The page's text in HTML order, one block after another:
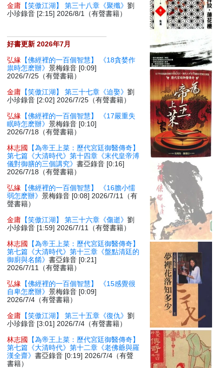
金庸 【笑傲江湖】 第三十八章《聚殲》劉
小珍錄音 [2:15] 2026/8/1（有聲書籍）
好書更新 2026年7月
弘緣 【佛經裡的一百個智慧】 《18貪婪作
祟時怎麽辦》景梅錄音 [0:09]
2026/7/25（有聲書籍）
金庸 【笑傲江湖】 第三十七章《迫娶》劉
小珍錄音 [2:02] 2026/7/25（有聲書籍）
弘緣 【佛經裡的一百個智慧】 《17嚴重失
眠時怎麽辦》景梅錄音 [0:10]
2026/7/18（有聲書籍）
林志國
【為帝王上菜：歷代宮廷御醫傳奇】
第七篇《大清時代》第十四章《末代皇帝溥
儀對御膳的三個講究》書亞錄音 [0:16]
2026/7/18（有聲書籍）
弘緣 【佛經裡的一百個智慧】 《16膽小懦
弱怎麽辦》景梅錄音 [0:08] 2026/7/11（有
聲書籍）
金庸 【笑傲江湖】 第三十六章《傷逝》劉
小珍錄音 [1:59] 2026/7/11（有聲書籍）
林志國
【為帝王上菜：歷代宮廷御醫傳奇】
第七篇《大清時代》第十三章《盤點清廷的
御廚與名餚》書亞錄音 [0:21]
2026/7/11（有聲書籍）
弘緣 【佛經裡的一百個智慧】 《15感覺很
自卑怎麽辦》景梅錄音 [0:09]
2026/7/4（有聲書籍）
金庸 【笑傲江湖】 第三十五章《復仇》劉
小珍錄音 [3:01] 2026/7/4（有聲書籍）
林志國
【為帝王上菜：歷代宮廷御醫傳奇】
第七篇《大清時代》第十二章《老佛爺與羅
漢全齋》書亞錄音 [0:19] 2026/7/4（有聲
書籍）